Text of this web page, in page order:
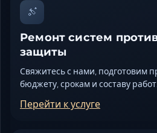
Ремонт систем
защиты
Свяжитесь с нами, подготовим
бюджету, срокам и составу
Перейти к услуге